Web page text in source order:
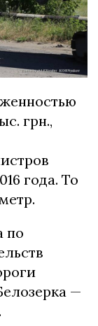
грн.,
года. То
по
—